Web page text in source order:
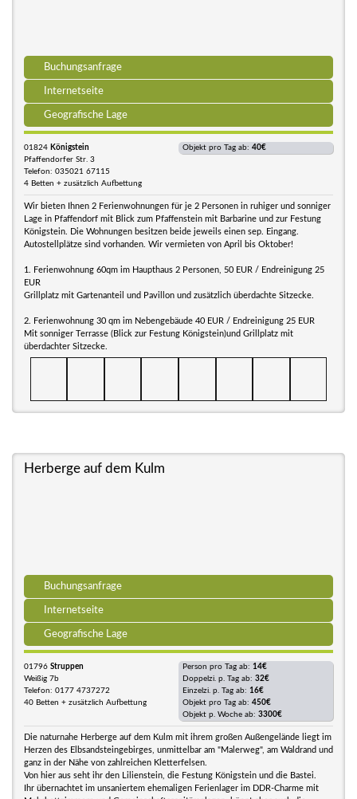
Buchungsanfrage
Internetseite
Geografische Lage
01824 Königstein
Pfaffendorfer Str. 3
Telefon: 035021 67115
4 Betten + zusätzlich Aufbettung
Objekt pro Tag ab: 40€
Wir bieten Ihnen 2 Ferienwohnungen für je 2 Personen in ruhiger und sonniger
Lage in Pfaffendorf mit Blick zum Pfaffenstein mit Barbarine und zur Festung
Königstein. Die Wohnungen besitzen beide jeweils einen sep. Eingang.
Autostellplätze sind vorhanden. Wir vermieten von April bis Oktober!
1. Ferienwohnung 60qm im Haupthaus 2 Personen, 50 EUR / Endreinigung 25
EUR
Grillplatz mit Gartenanteil und Pavillon und zusätzlich überdachte Sitzecke.
2. Ferienwohnung 30 qm im Nebengebäude 40 EUR / Endreinigung 25 EUR
Mit sonniger Terrasse (Blick zur Festung Königstein)und Grillplatz mit
überdachter Sitzecke.
Herberge auf dem Kulm
Buchungsanfrage
Internetseite
Geografische Lage
01796 Struppen
Weißig 7b
Telefon: 0177 4737272
40 Betten + zusätzlich Aufbettung
Person pro Tag ab: 14€
Doppelzi. p. Tag ab: 32€
Einzelzi. p. Tag ab: 16€
Objekt pro Tag ab: 450€
Objekt p. Woche ab: 3300€
Die naturnahe Herberge auf dem Kulm mit ihrem großen Außengelände liegt im
Herzen des Elbsandsteingebirges, unmittelbar am "Malerweg", am Waldrand und
ganz in der Nähe von zahlreichen Kletterfelsen.
Von hier aus seht ihr den Lilienstein, die Festung Königstein und die Bastei.
Ihr übernachtet im unsaniertem ehemaligen Ferienlager im DDR-Charme mit